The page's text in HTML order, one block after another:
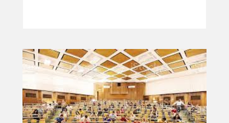
plus juste.